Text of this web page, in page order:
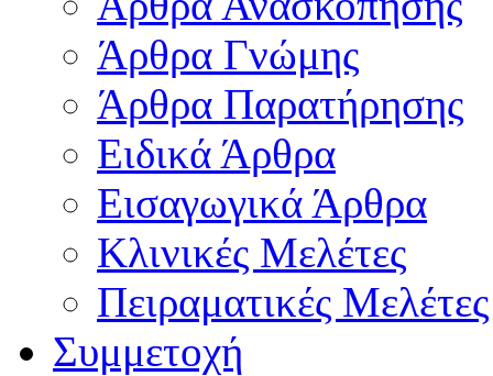
Άρθρα Γνώμης
Άρθρα Παρατήρησης
Ειδικά Άρθρα
Εισαγωγικά Άρθρα
Κλινικές Μελέτες
Πειραματικές Μελέτες
Συμμετοχή